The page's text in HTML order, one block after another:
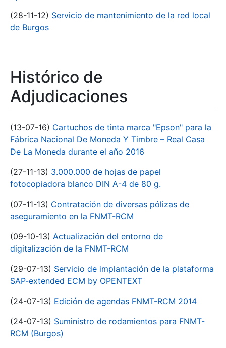
(28-11-12) Servicio de mantenimiento de la red local
de Burgos
Histórico de
Adjudicaciones
(13-07-16) Cartuchos de tinta marca "Epson" para la
Fábrica Nacional De Moneda Y Timbre – Real Casa
De La Moneda durante el año 2016
(27-11-13) 3.000.000 de hojas de papel
fotocopiadora blanco DIN A-4 de 80 g.
(07-11-13) Contratación de diversas pólizas de
aseguramiento en la FNMT-RCM
(09-10-13) Actualización del entorno de
digitalización de la FNMT-RCM
(29-07-13) Servicio de implantación de la plataforma
SAP-extended ECM by OPENTEXT
(24-07-13) Edición de agendas FNMT-RCM 2014
(24-07-13) Suministro de rodamientos para FNMT-
RCM (Burgos)